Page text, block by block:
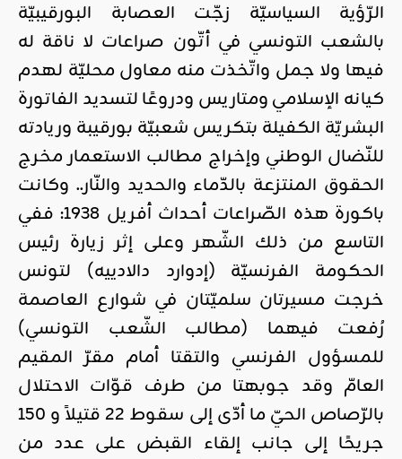
الرّؤية السياسيّة زجّت العصابة البورقيبيّة
بالشعب التونسي في أتّون صراعات لا ناقة له
فيها ولا جمل واتّخذت منه معاول محليّة لهدم
كيانه الإسلامي ومتاريس ودروعًا لتسديد الفاتورة
البشريّة الكفيلة بتكريس شعبيّة بورقيبة وريادته
للنّضال الوطني وإخراج مطالب الاستعمار مخرج
الحقوق المنتزعة بالدّماء والحديد والنّار.. وكانت
باكورة هذه الصّراعات أحداث أفريل 1938: ففي
التاسع من ذلك الشّهر وعلى إثر زيارة رئيس
الحكومة الفرنسيّة (إدوارد دالادييه) لتونس
خرجت مسيرتان سلميّتان في شوارع العاصمة
رُفعت فيهما (مطالب الشّعب التونسي)
للمسؤول الفرنسي والتقتا أمام مقرّ المقيم
العامّ وقد جوبهتا من طرف قوّات الاحتلال
بالرّصاص الحيّ ما أدّى إلى سقوط 22 قتيلاً و 150
جريحًا إلى جانب إلقاء القبض على عدد من